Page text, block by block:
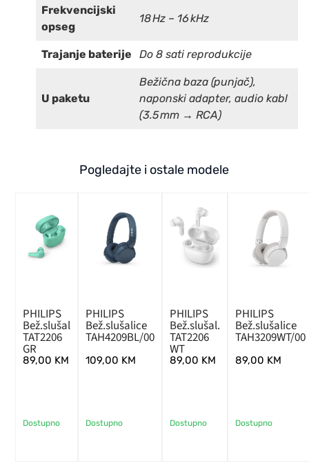
Frekvencijski
opseg
18 Hz – 16 kHz
Trajanje baterije Do 8 sati reprodukcije
U paketu
Bežična baza (punjač),
naponski adapter, audio kabl
(3.5 mm → RCA)
Pogledajte i ostale modele
PHILIPS
Bež.slušal
TAT2206
GR
89,00 KM
Dostupno
PHILIPS
Bež.slušalice
TAH4209BL/00
109,00 KM
Dostupno
PHILIPS
Bež.slušal.
TAT2206
WT
89,00 KM
Dostupno
PHILIPS
Bež.slušalice
TAH3209WT/00
89,00 KM
Dostupno